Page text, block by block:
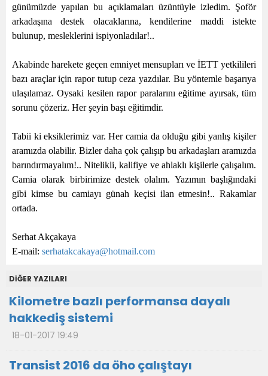
günümüzde yapılan bu açıklamaları üzüntüyle izledim. Şoför
arkadaşına destek olacaklarına, kendilerine maddi istekte
bulunup, mesleklerini ispiyonladılar!..
Akabinde harekete geçen emniyet mensupları ve İETT yetkilileri
bazı araçlar için rapor tutup ceza yazdılar. Bu yöntemle başarıya
ulaşılamaz. Oysaki kesilen rapor paralarını eğitime ayırsak, tüm
sorunu çözeriz. Her şeyin başı eğitimdir.
Tabii ki eksiklerimiz var. Her camia da olduğu gibi yanlış kişiler
aramızda olabilir. Bizler daha çok çalışıp bu arkadaşları aramızda
barındırmayalım!.. Nitelikli, kalifiye ve ahlaklı kişilerle çalışalım.
Camia olarak birbirimize destek olalım. Yazımın başlığındaki
gibi kimse bu camiayı günah keçisi ilan etmesin!.. Rakamlar
ortada.
Serhat Akçakaya
E-mail: serhatakcakaya@hotmail.com
DİĞER YAZILARI
Kilometre bazlı performansa dayalı
hakkediş sistemi
18-01-2017 19:49
Transist 2016 da öho çalıştayı